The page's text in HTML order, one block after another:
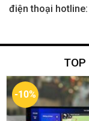
điện thoại
-10%